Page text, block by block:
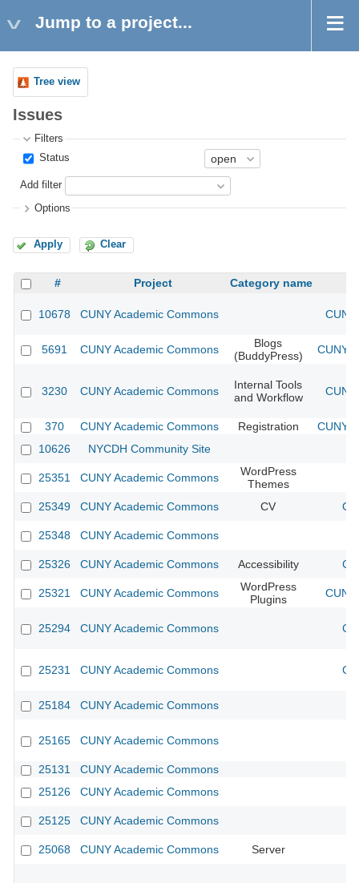
Jump to a project...
Tree view
Issues
Filters
Status
Add filter
Options
Apply Clear
# Project Category name
10678 CUNY Academic Commons
5691 CUNY Academic Commons
Blogs
(BuddyPress)
CUNY
3230 CUNY Academic Commons
Internal Tools
and Workflow
370 CUNY Academic Commons Registration
CUNY
10626
NYCDH Community Site
25351 CUNY Academic Commons
WordPress
Themes
25349
CUNY Academic Commons CV
25348 CUNY Academic Commons
25326 CUNY Academic Commons Accessibility
25321 CUNY Academic Commons
WordPress
Plugins
25294 CUNY Academic Commons
25231 CUNY Academic Commons
25184 CUNY Academic Commons
25165 CUNY Academic Commons
25131
CUNY Academic Commons
25126
CUNY Academic Commons
25125 CUNY Academic Commons
25068 CUNY Academic Commons Server